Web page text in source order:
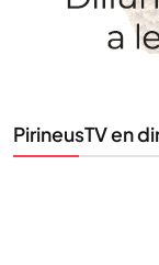
PirineusTV en
Tota
al teu correu.
la informació